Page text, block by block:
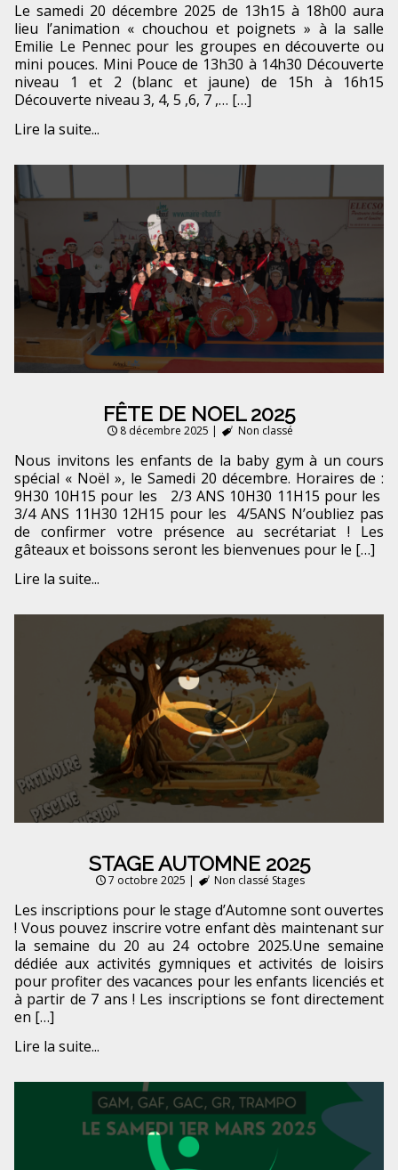
Le samedi 20 décembre 2025 de 13h15 à 18h00 aura
lieu l’animation « chouchou et poignets » à la salle
Emilie Le Pennec pour les groupes en découverte ou
mini pouces. Mini Pouce de 13h30 à 14h30 Découverte
niveau 1 et 2 (blanc et jaune) de 15h à 16h15
Découverte niveau 3, 4, 5 ,6, 7 ,… […]
Lire la suite...
FÊTE DE NOEL 2025
8 décembre 2025 | Non classé
Nous invitons les enfants de la baby gym à un cours
spécial « Noël », le Samedi 20 décembre. Horaires de :
9H30 10H15 pour les 2/3 ANS 10H30 11H15 pour les
3/4 ANS 11H30 12H15 pour les 4/5ANS N’oubliez pas
de confirmer votre présence au secrétariat ! Les
gâteaux et boissons seront les bienvenues pour le […]
Lire la suite...
STAGE AUTOMNE 2025
7 octobre 2025 | Non classé Stages
Les inscriptions pour le stage d’Automne sont ouvertes
! Vous pouvez inscrire votre enfant dès maintenant sur
la semaine du 20 au 24 octobre 2025.Une semaine
dédiée aux activités gymniques et activités de loisirs
pour profiter des vacances pour les enfants licenciés et
à partir de 7 ans ! Les inscriptions se font directement
en […]
Lire la suite...